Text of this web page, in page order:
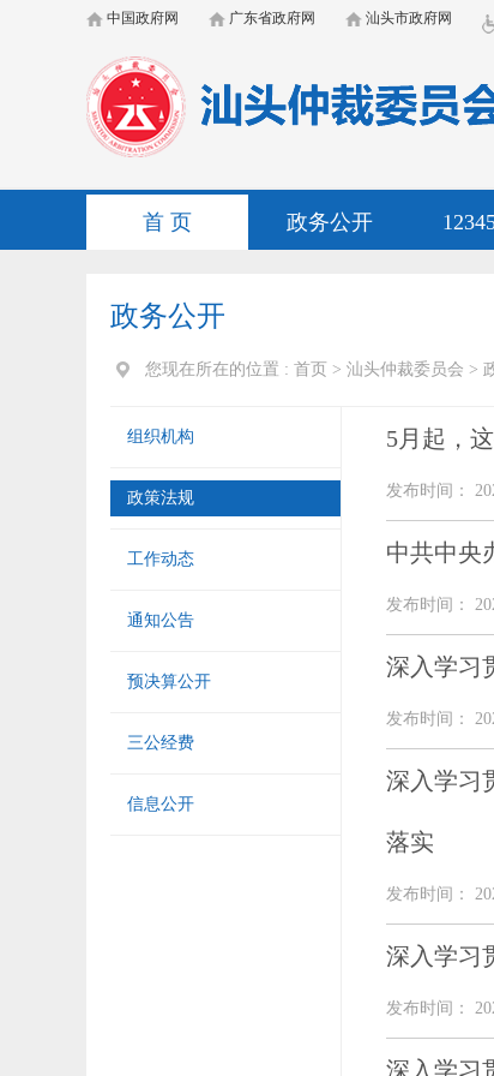
中国政府网 广东省政府网 汕头市政府网
首 页 政务公开
政务公开
您现在所在的位置 : 首页 > 汕头仲裁委员会 >
组织机构
政策法规
工作动态
通知公告
预决算公开
三公经费
信息公开
5月起，
发布时间：
中共中央
发布时间：
深入学习
发布时间：
深入学习
落实
发布时间：
深入学习
发布时间：
深入学习